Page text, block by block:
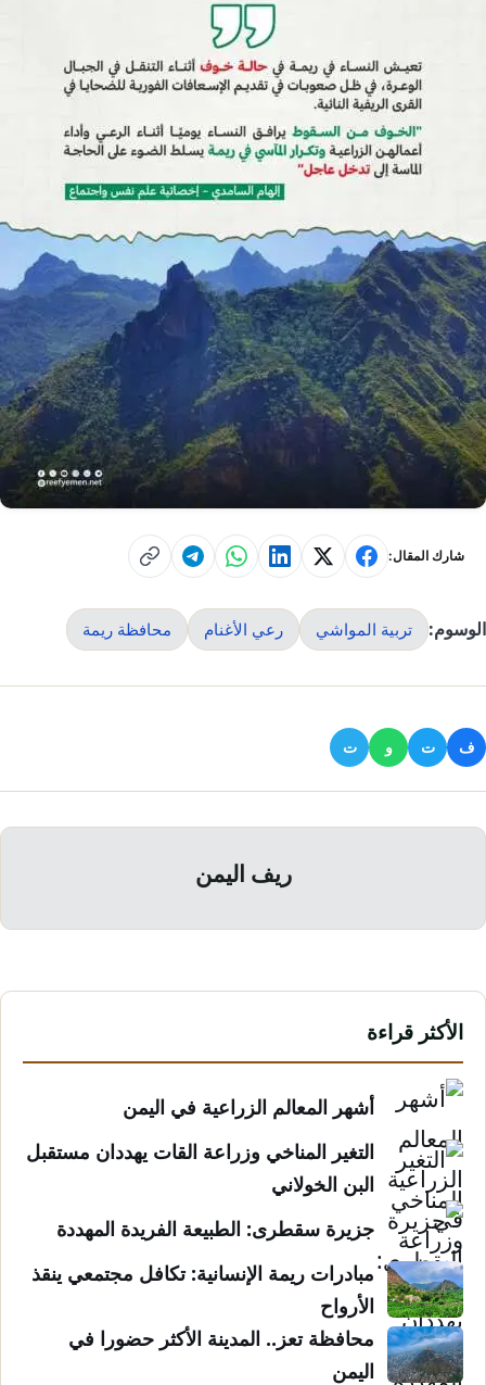
شارك المقال:
الوسوم: تربية المواشي رعي الأغنام محافظة ريمة
ف ت و ت
ريف اليمن
الأكثر قراءة
أشهر المعالم الزراعية في اليمن
التغير المناخي وزراعة القات يهددان مستقبل
البن الخولاني
جزيرة سقطرى: الطبيعة الفريدة المهددة
مبادرات ريمة الإنسانية: تكافل مجتمعي ينقذ
الأرواح
محافظة تعز.. المدينة الأكثر حضورا في
اليمن